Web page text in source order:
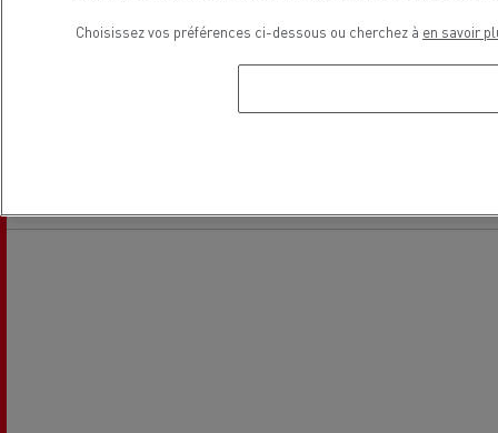
Choisissez vos préférences ci-dessous ou cherchez à en savoir